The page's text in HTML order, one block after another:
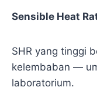
Sensible Heat
SHR yang tinggi
kelembaban —
laboratorium.